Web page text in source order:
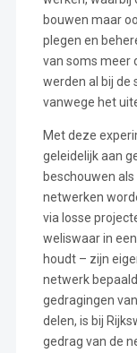
bouwen maar
plegen en
van soms meer
werden al bij de
vanwege het
Met deze
geleidelijk aan
beschouwen
netwerken
via losse
weliswaar in
houdt – zijn
netwerk
gedragingen
delen, is bij
gedrag van de